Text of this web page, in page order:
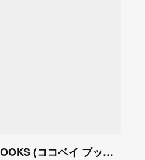
TOP | COCOBAY BOOKS (ココベイ ブックス)